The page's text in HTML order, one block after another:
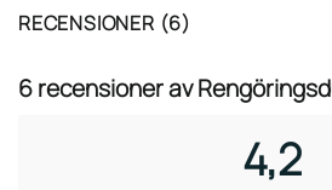
RECENSIONER (6)
6 recensioner av
4,2